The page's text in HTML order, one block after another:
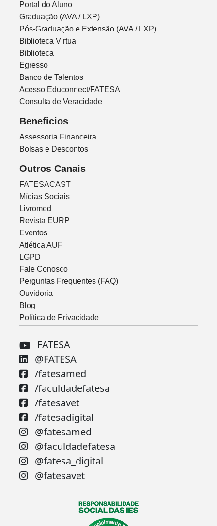
Portal do Aluno
Graduação (AVA / LXP)
Pós-Graduação e Extensão (AVA / LXP)
Biblioteca Virtual
Biblioteca
Egresso
Banco de Talentos
Acesso Educonnect/FATESA
Consulta de Veracidade
Beneficios
Assessoria Financeira
Bolsas e Descontos
Outros Canais
FATESACAST
Mídias Sociais
Livromed
Revista EURP
Eventos
Atlética AUF
LGPD
Fale Conosco
Perguntas Frequentes (FAQ)
Ouvidoria
Blog
Política de Privacidade
FATESA
@FATESA
/fatesamed
/faculdadefatesa
/fatesavet
/fatesadigital
@fatesamed
@faculdadefatesa
@fatesa_digital
@fatesavet